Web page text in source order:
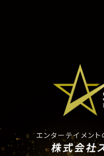
エンターテイメント
株式会社